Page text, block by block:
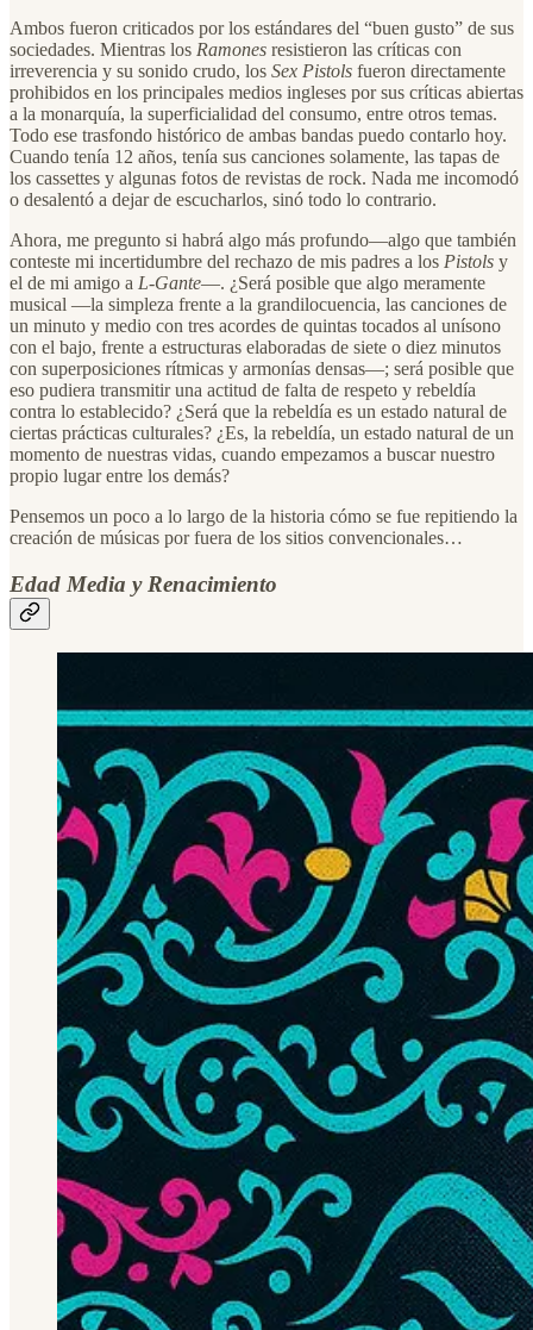
Ambos fueron criticados por los estándares del “buen gusto” de sus
sociedades. Mientras los Ramones resistieron las críticas con
irreverencia y su sonido crudo, los Sex Pistols fueron directamente
prohibidos en los principales medios ingleses por sus críticas abiertas
a la monarquía, la superficialidad del consumo, entre otros temas.
Todo ese trasfondo histórico de ambas bandas puedo contarlo hoy.
Cuando tenía 12 años, tenía sus canciones solamente, las tapas de
los cassettes y algunas fotos de revistas de rock. Nada me incomodó
o desalentó a dejar de escucharlos, sinó todo lo contrario.
Ahora, me pregunto si habrá algo más profundo—algo que también
conteste mi incertidumbre del rechazo de mis padres a los Pistols y
el de mi amigo a L-Gante—. ¿Será posible que algo meramente
musical —la simpleza frente a la grandilocuencia, las canciones de
un minuto y medio con tres acordes de quintas tocados al unísono
con el bajo, frente a estructuras elaboradas de siete o diez minutos
con superposiciones rítmicas y armonías densas—; será posible que
eso pudiera transmitir una actitud de falta de respeto y rebeldía
contra lo establecido? ¿Será que la rebeldía es un estado natural de
ciertas prácticas culturales? ¿Es, la rebeldía, un estado natural de un
momento de nuestras vidas, cuando empezamos a buscar nuestro
propio lugar entre los demás?
Pensemos un poco a lo largo de la historia cómo se fue repitiendo la
creación de músicas por fuera de los sitios convencionales…
Edad Media y Renacimiento